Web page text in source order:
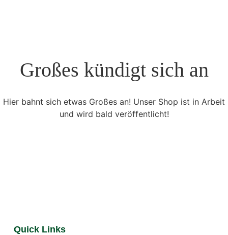
Großes kündigt sich an
Hier bahnt sich etwas Großes an! Unser Shop ist in Arbeit
und wird bald veröffentlicht!
Quick Links